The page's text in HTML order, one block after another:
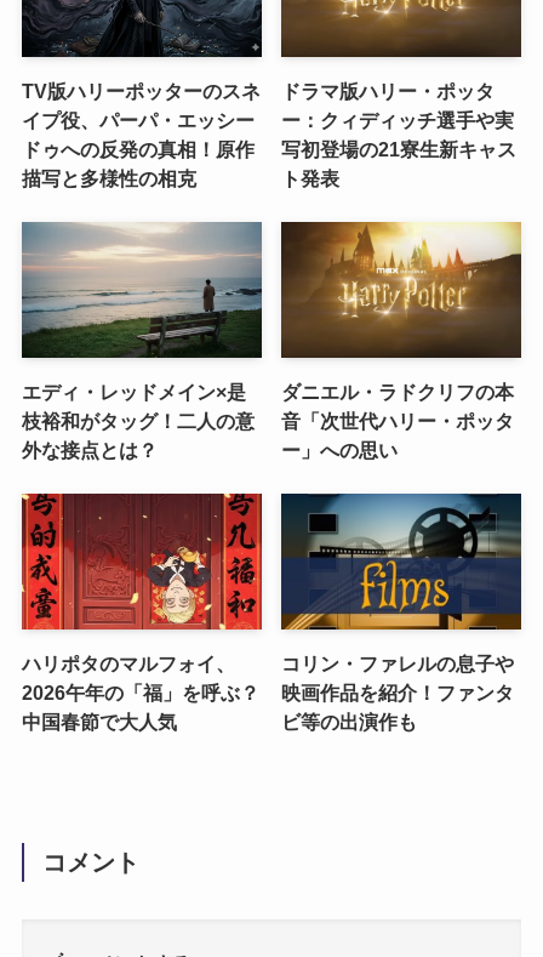
TV版ハリーポッターのスネ
イプ役、パーパ・エッシー
ドゥへの反発の真相！原作
描写と多様性の相克
ドラマ版ハリー・ポッタ
ー：クィディッチ選手や実
写初登場の21寮生新キャス
ト発表
エディ・レッドメイン×是
枝裕和がタッグ！二人の意
外な接点とは？
ダニエル・ラドクリフの本
音「次世代ハリー・ポッタ
ー」への思い
ハリポタのマルフォイ、
2026午年の「福」を呼ぶ？
中国春節で大人気
コリン・ファレルの息子や
映画作品を紹介！ファンタ
ビ等の出演作も
コメント